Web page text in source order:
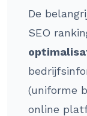
De
SEO
(uniforme
online